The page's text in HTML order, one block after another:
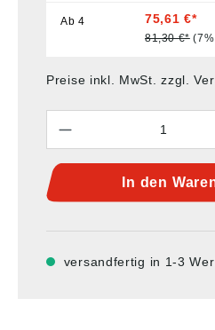
Ab 4 75,61 €*
81,30 €*
Preise inkl. MwSt. zzgl.
In den
versandfertig in 1-3